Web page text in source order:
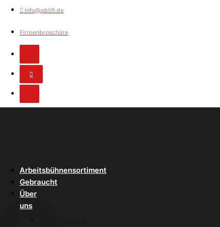
info@pblift.de
Firmenbroschüre
Arbeitsbühnensortiment
Gebraucht
Über
uns